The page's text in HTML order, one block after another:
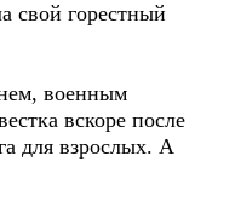
свой горестный
военным
вскоре после
для взрослых. А